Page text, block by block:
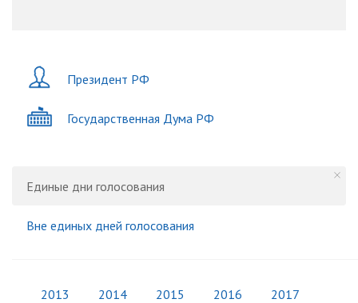
Президент РФ
Государственная Дума РФ
Единые дни голосования
Вне единых дней голосования
2013 2014 2015 2016 2017